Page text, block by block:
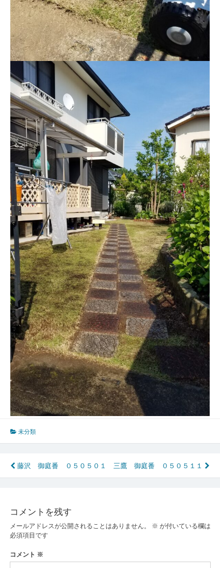
未分類
投
稿
ビ
ゲ
ー
藤沢 御庭番 ０５０５０１ 三鷹 御庭番 ０５０５１１
コメントを残す
メールアドレスが公開されることはありません。 ※ が付いている欄は
必須項目です
コメント ※